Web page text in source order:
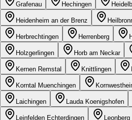
Grafenau Hechingen
Heidenheim an der Brenz
Herbrechtingen Herrenberg
Holzgerlingen Horb am Neckar
Kernen Remstal Knittlingen
Korntal Muenchingen
Laichingen Lauda Koenigshofen
Leinfelden Echterdingen Leonberg